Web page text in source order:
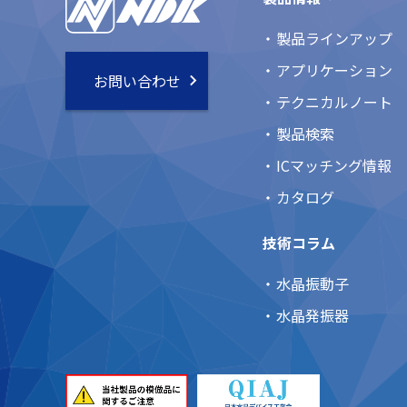
お問い合わせ
製品ラインアップ
アプリケーション
テクニカルノート
製品検索
ICマッチング情報
カタログ
技術コラム
水晶振動子
水晶発振器